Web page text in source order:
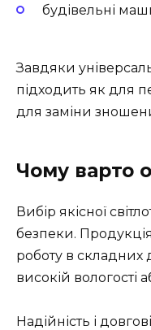
будівельні
Завдяки
підходить як для
для заміни
Чому варто
Вибір якісної
безпеки.
роботу в складних
високій вологості
Надійність і